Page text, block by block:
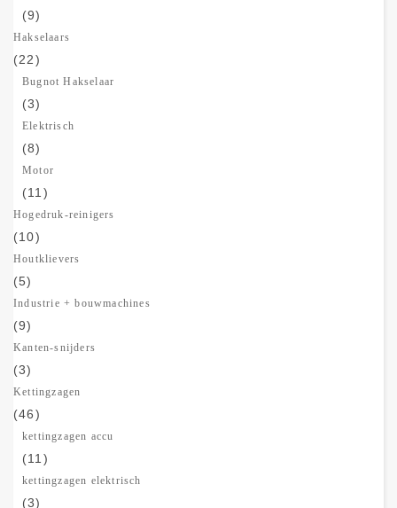
(9)
Hakselaars
(22)
Bugnot Hakselaar
(3)
Elektrisch
(8)
Motor
(11)
Hogedruk-reinigers
(10)
Houtklievers
(5)
Industrie + bouwmachines
(9)
Kanten-snijders
(3)
Kettingzagen
(46)
kettingzagen accu
(11)
kettingzagen elektrisch
(3)